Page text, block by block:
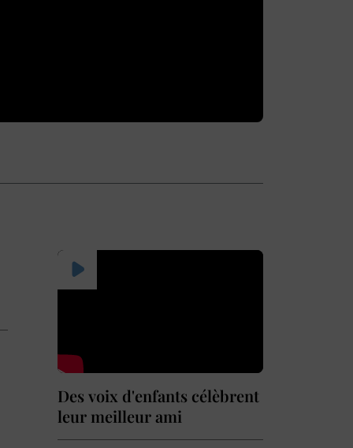
Des voix d'enfants célèbrent
leur meilleur ami